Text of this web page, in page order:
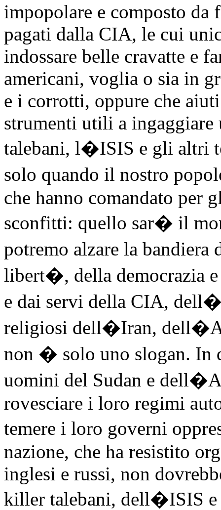
impopolare e composto da
pagati dalla CIA, le cui
indossare belle cravatte e
americani, voglia o sia in
e i corrotti, oppure che
strumenti utili a
talebani, l�ISIS e gli altri
solo quando il nostro
che hanno comandato per
sconfitti: quello sar� il
potremo alzare la
libert�, della democrazia
e dai servi della CIA,
religiosi dell�Iran,
non � solo uno slogan. In
uomini del Sudan e
rovesciare i loro regimi
temere i loro governi
nazione, che ha resistito
inglesi e russi, non
killer talebani, dell�ISIS